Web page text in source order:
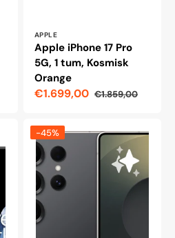
Leverantör:
APPLE
Apple iPhone 17 Pro
5G, 1 tum, Kosmisk
Orange
Reapris
€1.699,00
Ordinarie
€1.859,00
Samsung
Galaxy
S25
Ultra
5G,
512
GB,
Titansvart
-45%